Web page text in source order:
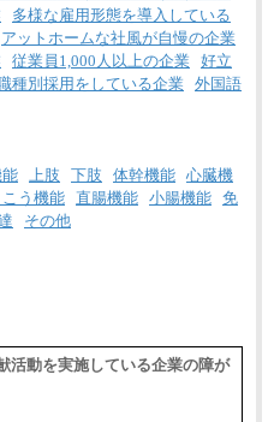
多様な雇用形態を導入している
アットホームな社風が自慢の企業
従業員1,000人以上の企業 好立
種別採用をしている企業 外国語
上肢 下肢 体幹機能 心臓機
う機能 直腸機能 小腸機能 免
その他
活動を実施している企業の障が